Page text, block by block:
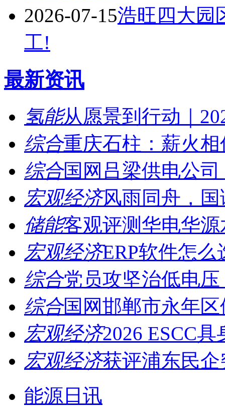
2026-07-15浩旺四大园
工!
最新资讯
氢能从愿景到行动｜
综合重庆石柱：薪火
综合国网吕梁供电公
宏观经济风雨同舟，
储能客观评测华电华
宏观经济ERP软件怎
综合党员攻坚治低电
综合国网邯郸市永年
宏观经济2026 ESCC
宏观经济获评浦东民
能源日讯